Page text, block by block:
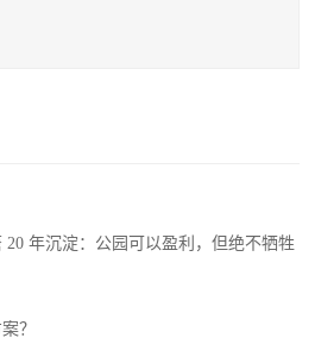
年沉淀：公园可以盈利，但绝不牺牲
？